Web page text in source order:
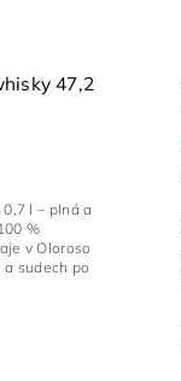
47,2
0,7 l – plná a
%
v Oloroso
a sudech po